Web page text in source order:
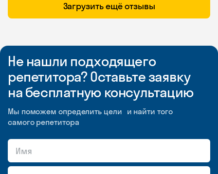
Загрузить ещё отзывы
Не нашли подходящего
репетитора? Оставьте заявку
на бесплатную консультацию
Мы поможем определить цели и найти того
самого репетитора